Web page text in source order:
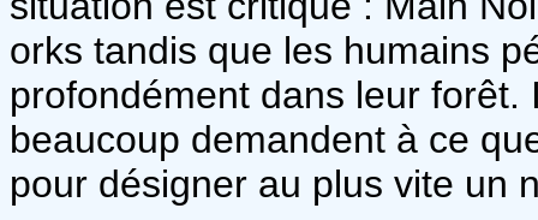
orks tandis que les humains
profondément dans leur
beaucoup demandent à ce
pour désigner au plus vite un